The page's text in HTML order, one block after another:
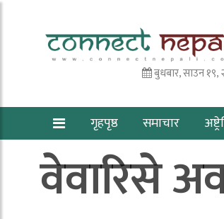
बुधबार, साउन १९,
गृहपृष्ठ समाचार
वेवारिसे